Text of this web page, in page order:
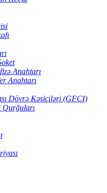
Anahtarı
Anahtarı
Dövrə Kəsiciləri (GFCI)